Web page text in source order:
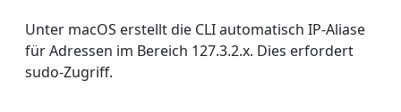
Unter macOS erstellt die CLI automatisch IP-Aliase
für Adressen im Bereich 127.3.2.x. Dies erfordert
sudo-Zugriff.